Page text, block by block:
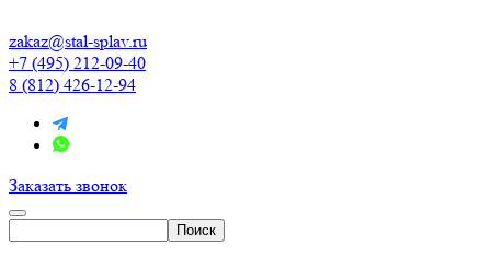
zakaz@stal-splav.ru
+7 (495) 212-09-40
8 (812) 426-12-94
Заказать звонок